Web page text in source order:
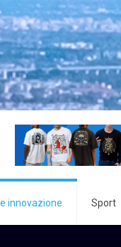
innovazione Sport